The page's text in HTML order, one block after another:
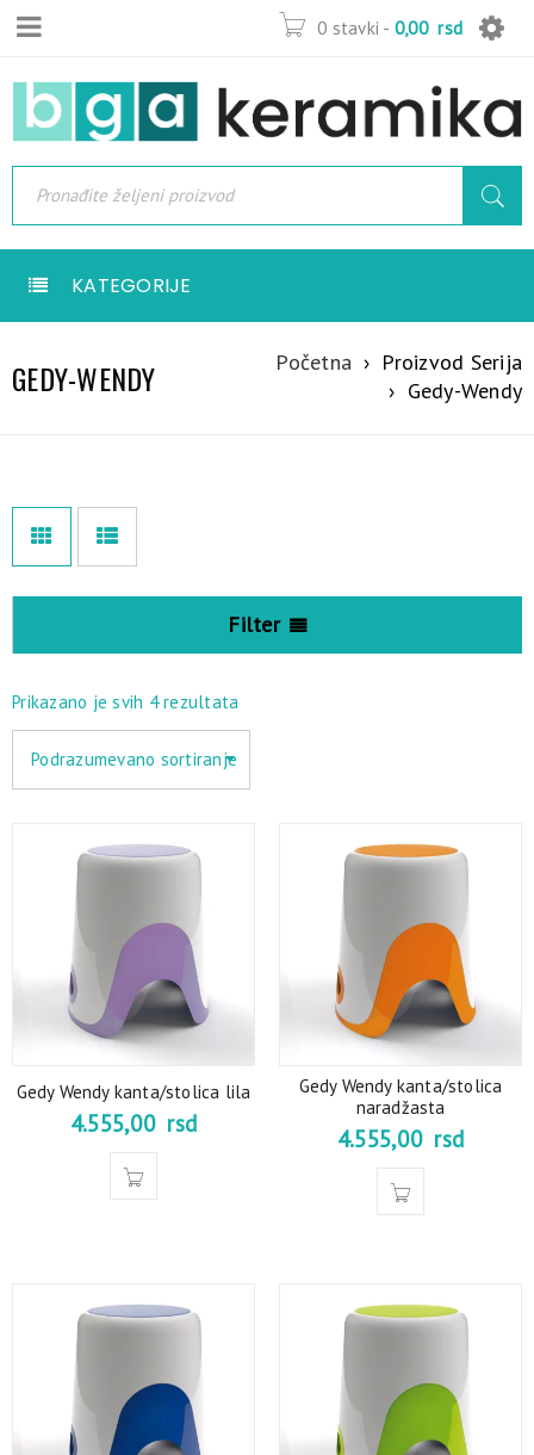
0 stavki - 0,00 rsd
KATEGORIJE
GEDY-WENDY Početna › Proizvod Serija
› Gedy-Wendy
Filter
Prikazano je svih 4 rezultata
Podrazumevano sortiranje
Gedy Wendy kanta/stolica lila
4.555,00 rsd
Gedy Wendy kanta/stolica
naradžasta
4.555,00 rsd